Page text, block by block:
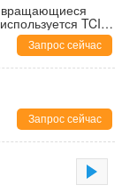
вращающиеся
TCI
Запрос сейчас
Запрос сейчас